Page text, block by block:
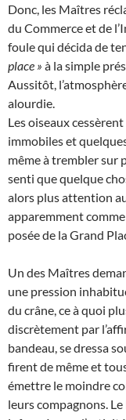
Donc, les Maîtres
du Commerce et de
foule qui décida de
place » à la simple
Aussitôt,
alourdie.
Les oiseaux
immobiles et
même à trembler sur
senti que quelque
alors plus attention
apparemment
posée de la Grand
Un des Maîtres
une pression
du crâne, ce à quoi
discrètement par
bandeau, se dressa
firent de même et
émettre le moindre
leurs compagnons.